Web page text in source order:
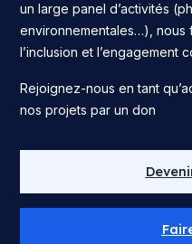
un large panel d’activités
environnementales…), nous
l’inclusion et l’engagement
Rejoignez-nous en tant
nos projets par un don